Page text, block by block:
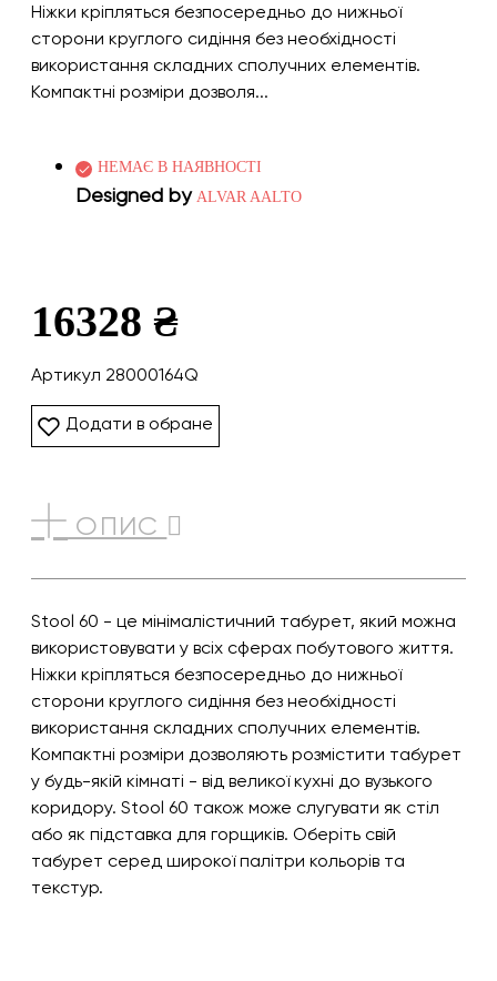
Ніжки кріпляться безпосередньо до нижньої
сторони круглого сидіння без необхідності
використання складних сполучних елементів.
Компактні розміри дозволя...
НЕМАЄ В НАЯВНОСТІ
Designed by ALVAR AALTO
16328 ₴
Артикул 28000164Q
Додати в обране
ОПИС
Stool 60 - це мінімалістичний табурет, який можна
використовувати у всіх сферах побутового життя.
Ніжки кріпляться безпосередньо до нижньої
сторони круглого сидіння без необхідності
використання складних сполучних елементів.
Компактні розміри дозволяють розмістити табурет
у будь-якій кімнаті - від великої кухні до вузького
коридору. Stool 60 також може слугувати як стіл
або як підставка для горщиків. Оберіть свій
табурет серед широкої палітри кольорів та
текстур.